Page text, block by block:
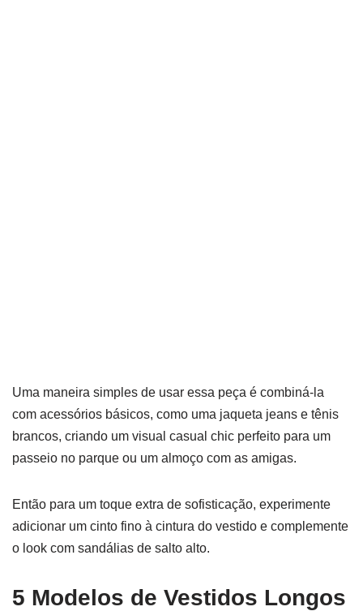
Uma maneira simples de usar essa peça é combiná-la
com acessórios básicos, como uma jaqueta jeans e tênis
brancos, criando um visual casual chic perfeito para um
passeio no parque ou um almoço com as amigas.
Então para um toque extra de sofisticação, experimente
adicionar um cinto fino à cintura do vestido e complemente
o look com sandálias de salto alto.
5 Modelos de Vestidos Longos